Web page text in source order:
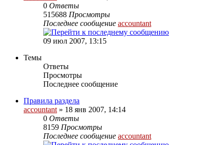
0 Ответы
515688 Просмотры
Последнее сообщение accountant
09 июл 2007, 13:15
Темы
Ответы
Просмотры
Последнее сообщение
Правила раздела
accountant » 18 янв 2007, 14:14
0 Ответы
8159 Просмотры
Последнее сообщение accountant